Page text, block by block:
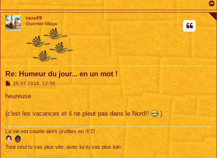
zaza59
Guerrier Maya
Re: Humeur du jour... en un mot !
M
s
g
26 07 2018, 12:56
heureuse
(c'est les vacances et il ne pleut pas dans le Nord!! )
La vie est courte alors profites en !!!:D
Tout seul tu vas plus vite, avec lui tu vas plus loin